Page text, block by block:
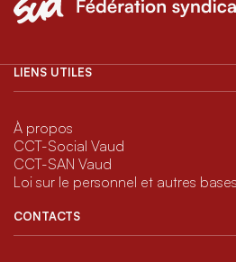
LIENS UTILES
À propos
CCT-Social Vaud
CCT-SAN Vaud
Loi sur le personnel et autres
CONTACTS